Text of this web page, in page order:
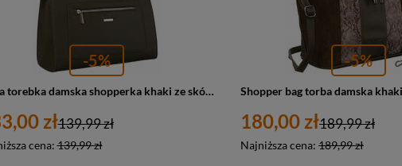
-5%
Duża torebka damska shopperka khaki ze skóry ekologicznej - David Jones CH21081
zł
cena:139,99 zł
139,99 zł
-5%
180,00 zł
Najniższa cena: 189,99 zł
189,99 zł